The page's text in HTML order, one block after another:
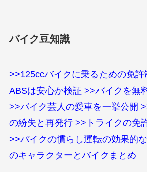
バイク豆知識
>>125ccバイクに乗るための免許
ABSは安心か検証 >>バイクを無
>>バイク芸人の愛車を一挙公開
の紛失と再発行 >>トライクの免
>>バイクの慣らし運転の効果的
のキャラクターとバイクまとめ